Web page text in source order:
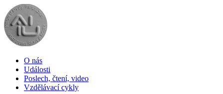
O nás
Události
Poslech, čtení, video
Vzdělávací cykly